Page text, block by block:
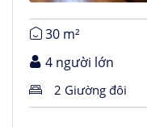
30 m²
4 người lớn
2 Giường đôi